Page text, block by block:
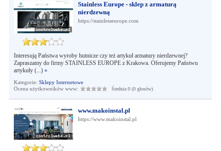
Stainless Europe - sklep z armaturą
nierdzewną
https://stainlesseurope.com
Interesują Państwa wyroby hutnicze czy też artykuł armatury nierdzewnej?
Zapraszamy do firmy STAINLESS EUROPE z Krakowa. Oferujemy Państwu
artykuły (...) »
Kategorie: Sklepy Internetowe
Ocena użytkowników www:
Średnia 0 (0 głosów)
www.makoinstal.pl
https://www.makoinstal.pl